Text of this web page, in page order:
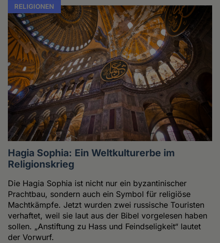
RELIGIONEN
Hagia Sophia: Ein Weltkulturerbe im
Religionskrieg
Die Hagia Sophia ist nicht nur ein byzantinischer
Prachtbau, sondern auch ein Symbol für religiöse
Machtkämpfe. Jetzt wurden zwei russische Touristen
verhaftet, weil sie laut aus der Bibel vorgelesen haben
sollen. „Anstiftung zu Hass und Feindseligkeit“ lautet
der Vorwurf.